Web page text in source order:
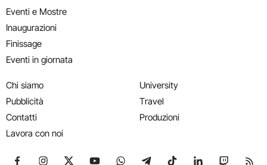
Eventi e Mostre
Inaugurazioni
Finissage
Eventi in giornata
Chi siamo
Pubblicità
Contatti
Lavora con noi
University
Travel
Produzioni
Seguici su Facebook
Seguici su Instagram
Seguici su X
Seguici su YouTube
Seguici su WhatsApp
Seguici su Telegram
Seguici su TikTok
Seguici su
Seguici